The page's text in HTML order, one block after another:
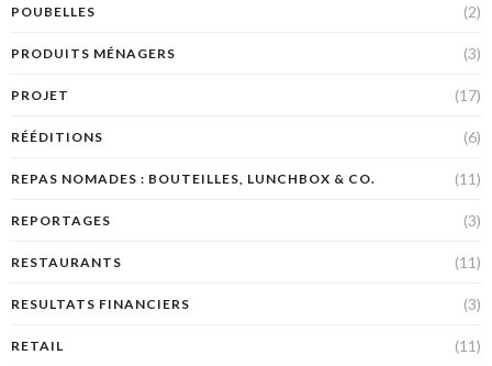
POUBELLES (2)
PRODUITS MÉNAGERS (3)
PROJET (17)
RÉÉDITIONS (6)
REPAS NOMADES : BOUTEILLES, LUNCHBOX & CO. (11)
REPORTAGES (3)
RESTAURANTS (11)
RESULTATS FINANCIERS (3)
RETAIL (11)